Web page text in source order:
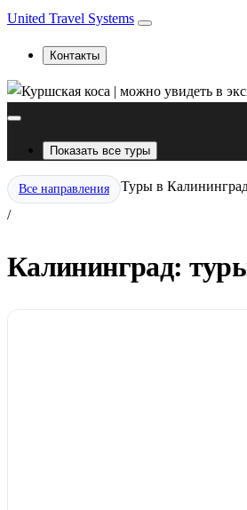
United Travel Systems
Контакты
Показать все туры
Все направления
/
Туры в
Калининград: